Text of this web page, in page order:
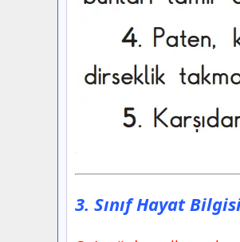
3. Sınıf Hayat